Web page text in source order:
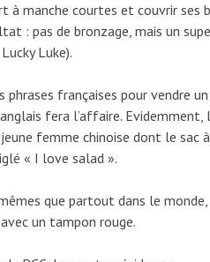
manche courtes et couvrir ses
: pas de bronzage, mais un
Luke).
phrases françaises pour vendre
fera l’affaire.
femme chinoise dont le sac
« I love salad ».
que partout dans le
un tampon rouge.